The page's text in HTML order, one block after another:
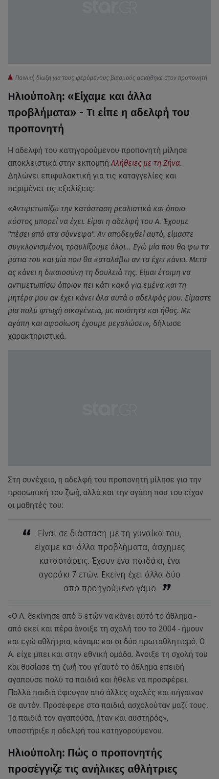
Ποινική δίωξη για τους φερόμενους βιασμούς ασκήθηκε στον προπονητή
Ηλιούπολη: «Είχαμε και άλλα
προβλήματα» - Τι είπε η αδελφή του
προπονητή
Η αδελφή του κατηγορούμενου προπονητή μίλησε
αποκλειστικά στην εκπομπήΑλήθειες με τη Ζήνα.
Δηλώνει επιφυλακτική για τις καταγγελίες και
περιμένει τις εξελίξεις:
«Αντιμετωπίζω την κατάσταση ρεαλιστικά και όποιο
κόστος μπορεί να έχει. Είμαι η αδελφή του Α. Έχουμε
"πέσει από ατα σύννεφα". Αν αποδειχθεί αυτό, είμαστε
συγκλονισμένοι, τραυλίζουμε όλοι... Εγώ μία που θα φω τα
μάτια του και μία που θα καταλάβω αν τα έχει κάνει. Μετά
ας κάνει η δικαιοσύνη τη δουλειά της. Είμαι έτοιμη να
αντιμετωπίσω όποιον πει κάτι κακό για εμένα και τη
μητέρα μου αν έχει κάνει όλα αυτά ο αδελφός μου. Είμαστε
μια πολύ φτωχή οικογένεια, με ποιότητα και ήθος. Με
αγάπη και αφοσίωση έχουμε μεγαλώσει», δήλωσε
χαρακτηριστικά.
Στη συνέχεια, η αδελφή του προπονητή μίλησε για την
προσωπική του ζωή, αλλά και την αγάπη που του είχαν
οι μαθητές του:
Είναι σε διάσταση με τη γυναίκα του,
είχαμε και άλλα προβλήματα, άσχημες
καταστάσεις. Έχουν ένα παιδάκι, ένα
αγοράκι 7 ετών. Εκείνη έχει άλλα δύο
από προηγούμενο γάμο
«Ο Α. ξεκίνησε από 5 ετών να κάνει αυτό το άθλημα -
από εκεί και πέρα άνοιξε τη σχολή του το 2004 - ήμουν
και εγώ αθλήτρια, κάναμε και οι δύο πρωταθλητισμό. Ο
Α. είχε μπει και στην εθνική ομάδα. Άνοιξε τη σχολή του
και θυσίασε τη ζωή του γι΄αυτό το άθλημα επειδή
αγαπούσε πολύ τα παιδιά και ήθελε να προσφέρει.
Πολλά παιδιά έφευγαν από άλλες σχολές και πήγαιναν
σε αυτόν. Προσέφερε στα παιδιά, ασχολούταν μαζί τους.
Τα παιδιά τον αγαπούσα, ήταν και αυστηρός»,
υποστήριξε η αδελφή του κατηγορούμενου.
Ηλιούπολη: Πώς ο προπονητής
προσέγγιζε τις ανήλικες αθλήτριες